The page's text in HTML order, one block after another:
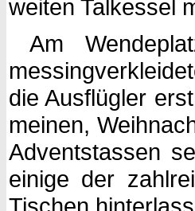
weiten Talkessel
Am
die Ausflügler
meinen,
Adventstassen
einige der
Tischen